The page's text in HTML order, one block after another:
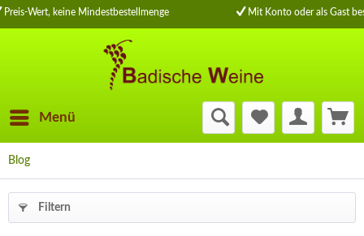
Preis-Wert, keine Mindestbestellmenge Mit Konto oder als Gast
Menü
Blog
Filtern